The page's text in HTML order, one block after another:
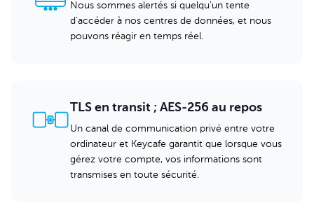
Nous sommes alertés si quelqu'un tente
d'accéder à nos centres de données, et nous
pouvons réagir en temps réel.
TLS en transit ; AES-256 au repos
Un canal de communication privé entre votre
ordinateur et Keycafe garantit que lorsque vous
gérez votre compte, vos informations sont
transmises en toute sécurité.